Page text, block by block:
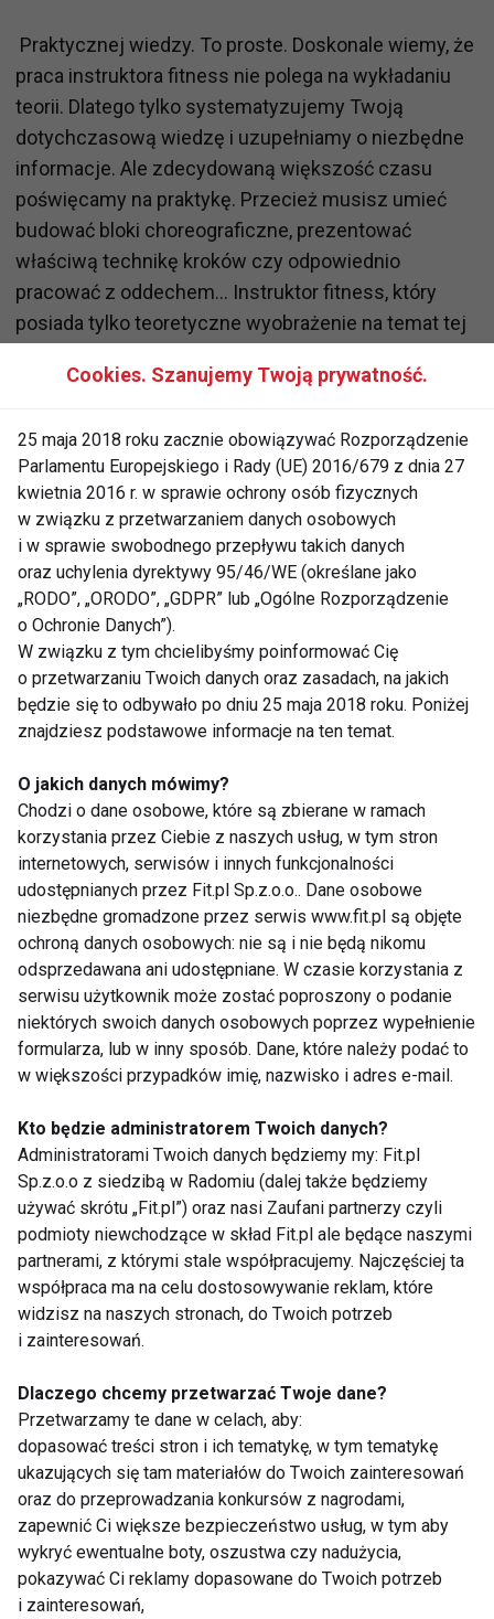
Praktycznej wiedzy. To proste. Doskonale wiemy, że
praca instruktora fitness nie polega na wykładaniu
teorii. Dlatego tylko systematyzujemy Twoją
dotychczasową wiedzę i uzupełniamy o niezbędne
informacje. Ale zdecydowaną większość czasu
poświęcamy na praktykę. Przecież musisz umieć
budować bloki choreograficzne, prezentować
właściwą technikę kroków czy odpowiednio
pracować z oddechem… Instruktor fitness, który
posiada tylko teoretyczne wyobrażenie na temat tej
chcemy, żebyś był profesjonalistą. Właśnie dlatego
profesjonalne przygotowanie.
Co jest wykorzystywane podczas kursów – jakie
narzędzia, przyrządy?
Wykorzystujemy to, co będziesz wykorzystywać
podczas własnych zajęć. To proste. Pracujemy z
takim narzędziami, które są niezbędne w pracy
instruktora fitness. Musisz przecież doskonale się z
nimi zaznajomić i umieć z nimi współpracować. Z
piłkami, gumami, woreczkami, skakankami,
hantelkami czy innymi. Zaproponujemy Ci też
ciekawe propozycje gotowych układów
choreograficznych, którymi będziesz mógł się
zainspirować podczas projektowania własnych
zajęć. A co, kiedy nie masz do dyspozycji żadnego
sprzętu? Profesjonalny instruktor fitness potrafi
odnaleźć się nawet w takiej sytuacji. I tego także Cię
nauczymy.
A kto powinien takie kursy prowadzić? Dla nas
odpowiedź jest tylko jedna: doświadczeni
wykładowcy. Tylko takie osoby, które spędziły w roli
instruktora fitness kilkanaście lub czasami
kilkadziesiąt lat mają odpowiednie kwalifikacje, by
uczyć swoich następców. Zobacz – wcale nie zależy
nam na wypuszczeniu na rynek jak największej
pobieżne zajęcia fitness, a po roku zrezygnują z
tego fachu, bo nie będą wystarczająco dobrzy… Dość
już instruktorów-amatorów. Zbyt mało
profesjonalistów. Dlatego stawiamy na tych drugich.
Wybierając kurs w naszej Akademii, masz pewność,
że poprowadzi go doświadczony i doceniony
instruktor fitness, który przekaże Ci bezcenną
Cookies. Szanujemy Twoją prywatność.
25 maja 2018 roku zacznie obowiązywać Rozporządzenie
Parlamentu Europejskiego i Rady (UE) 2016/679 z dnia 27
kwietnia 2016 r. w sprawie ochrony osób fizycznych
w związku z przetwarzaniem danych osobowych
i w sprawie swobodnego przepływu takich danych
oraz uchylenia dyrektywy 95/46/WE (określane jako
„RODO”, „ORODO”, „GDPR” lub „Ogólne Rozporządzenie
o Ochronie Danych”).
W związku z tym chcielibyśmy poinformować Cię
o przetwarzaniu Twoich danych oraz zasadach, na jakich
będzie się to odbywało po dniu 25 maja 2018 roku. Poniżej
znajdziesz podstawowe informacje na ten temat.
O jakich danych mówimy?
Chodzi o dane osobowe, które są zbierane w ramach
korzystania przez Ciebie z naszych usług, w tym stron
internetowych, serwisów i innych funkcjonalności
udostępnianych przez Fit.pl Sp.z.o.o.. Dane osobowe
niezbędne gromadzone przez serwis www.fit.pl są objęte
ochroną danych osobowych: nie są i nie będą nikomu
odsprzedawana ani udostępniane. W czasie korzystania z
serwisu użytkownik może zostać poproszony o podanie
niektórych swoich danych osobowych poprzez wypełnienie
formularza, lub w inny sposób. Dane, które należy podać to
w większości przypadków imię, nazwisko i adres e-mail.
Kto będzie administratorem Twoich danych?
Administratorami Twoich danych będziemy my: Fit.pl
Sp.z.o.o z siedzibą w Radomiu (dalej także będziemy
używać skrótu „Fit.pl”) oraz nasi Zaufani partnerzy czyli
podmioty niewchodzące w skład Fit.pl ale będące naszymi
partnerami, z którymi stale współpracujemy. Najczęściej ta
współpraca ma na celu dostosowywanie reklam, które
widzisz na naszych stronach, do Twoich potrzeb
i zainteresowań.
Dlaczego chcemy przetwarzać Twoje dane?
Przetwarzamy te dane w celach, aby:
dopasować treści stron i ich tematykę, w tym tematykę
ukazujących się tam materiałów do Twoich zainteresowań
oraz do przeprowadzania konkursów z nagrodami,
zapewnić Ci większe bezpieczeństwo usług, w tym aby
wykryć ewentualne boty, oszustwa czy nadużycia,
pokazywać Ci reklamy dopasowane do Twoich potrzeb
i zainteresowań,